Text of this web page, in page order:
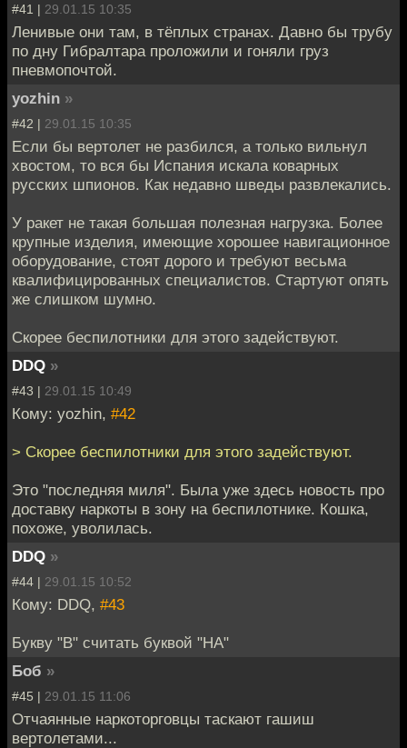
#41 | 29.01.15 10:35
Ленивые они там, в тёплых странах. Давно бы трубу
по дну Гибралтара проложили и гоняли груз
пневмопочтой.
yozhin »
#42 | 29.01.15 10:35
Если бы вертолет не разбился, а только вильнул
хвостом, то вся бы Испания искала коварных
русских шпионов. Как недавно шведы развлекались.
У ракет не такая большая полезная нагрузка. Более
крупные изделия, имеющие хорошее навигационное
оборудование, стоят дорого и требуют весьма
квалифицированных специалистов. Стартуют опять
же слишком шумно.
Скорее беспилотники для этого задействуют.
DDQ »
#43 | 29.01.15 10:49
Кому: yozhin, #42
> Скорее беспилотники для этого задействуют.
Это "последняя миля". Была уже здесь новость про
доставку наркоты в зону на беспилотнике. Кошка,
похоже, уволилась.
DDQ »
#44 | 29.01.15 10:52
Кому: DDQ, #43
Букву "В" считать буквой "НА"
Боб »
#45 | 29.01.15 11:06
Отчаянные наркоторговцы таскают гашиш
вертолетами...